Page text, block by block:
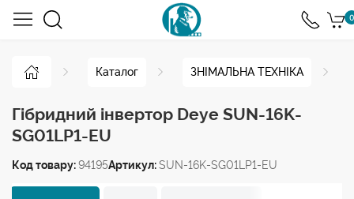
0
Каталог ЗНІМАЛЬНА ТЕХНІКА
Гібридний інвертор Deye SUN-16K-
SG01LP1-EU
Код товару:94195Артикул:SUN-16K-SG01LP1-EU